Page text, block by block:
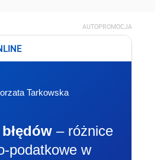
AUTOPROMOCJA
Tarkowska
– różnice
podatkowe w